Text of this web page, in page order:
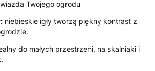
Twojego ogrodu
niebieskie igły tworzą piękny kontrast z
do małych przestrzeni, na skalniaki i